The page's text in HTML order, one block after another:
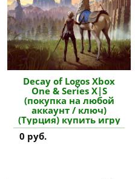
Decay of Logos Xbox
One & Series X|S
(покупка на любой
аккаунт / ключ)
(Турция) купить игру
0 руб.